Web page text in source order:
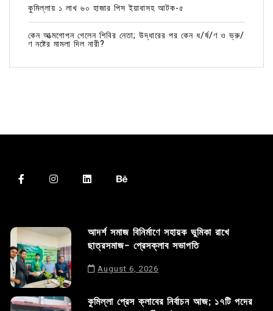
কুমিল্লায় ১ লাখ ৬০ হাজার পিস ইয়াবাসহ আটক-৫
কেন আত্মগোপন গেলেন শিবির নেতা; উদ্ধারের পর কেন ধ/র্ষ/ণ ও ভ্রু/
ণ নষ্টের মামলা দিল নারী?
আদর্শ সমাজ বিনির্মাণে সহায়ক ভুমিকা রাখে
ছাত্রসমাজ- প্রেসক্লাব সভাপতি
August 6, 2026
কুমিল্লা প্রেস ক্লাবের নির্বাচন আজ; ১৭টি পদের